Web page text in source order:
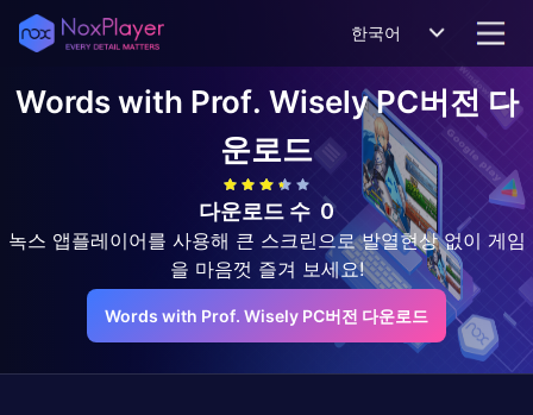
한국어
Words with Prof. WiselyPC버전 다
운로드
다운로드 수 0
녹스 앱플레이어를 사용해 큰 스크린으로 발열현상 없이 게임
을 마음껏 즐겨 보세요!
Words with Prof. Wisely PC버전 다운로드